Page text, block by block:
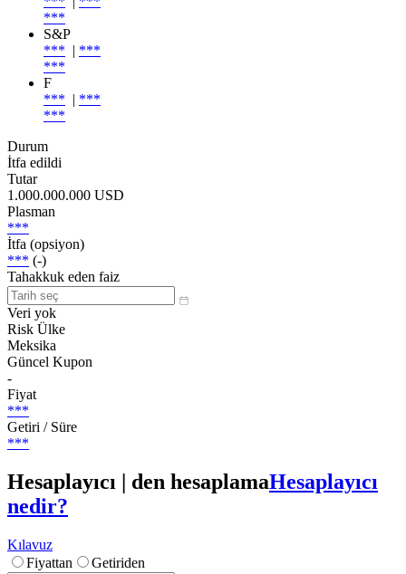
***
S&P
*** | ***
***
F
*** | ***
***
Durum
İtfa edildi
Tutar
1.000.000.000 USD
Plasman
***
İtfa (opsiyon)
*** (-)
Tahakkuk eden faiz
Veri yok
Risk Ülke
Meksika
Güncel Kupon
-
Fiyat
***
Getiri / Süre
***
Hesaplayıcı | den hesaplamaHesaplayıcı
nedir?
Kılavuz
Fiyattan
Getiriden